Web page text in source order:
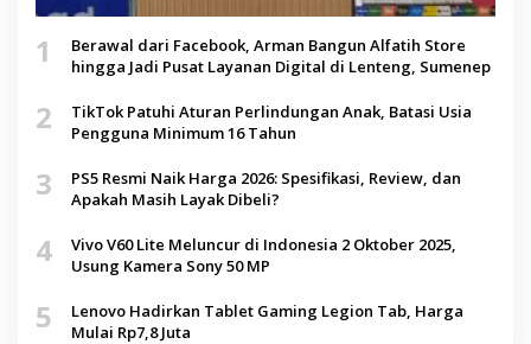
1
Berawal dari Facebook, Arman Bangun Alfatih Store
hingga Jadi Pusat Layanan Digital di Lenteng, Sumenep
2
TikTok Patuhi Aturan Perlindungan Anak, Batasi Usia
Pengguna Minimum 16 Tahun
3
PS5 Resmi Naik Harga 2026: Spesifikasi, Review, dan
Apakah Masih Layak Dibeli?
4
Vivo V60 Lite Meluncur di Indonesia 2 Oktober 2025,
Usung Kamera Sony 50 MP
5
Lenovo Hadirkan Tablet Gaming Legion Tab, Harga
Mulai Rp7,8 Juta